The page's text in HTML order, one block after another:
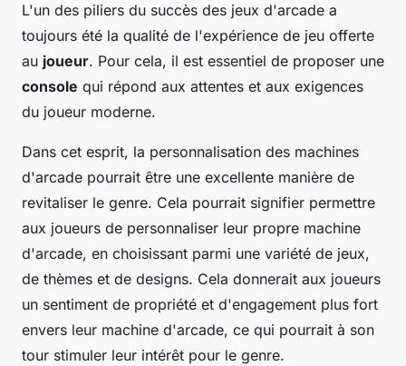
L'un des piliers du succès des jeux d'arcade a
toujours été la qualité de l'expérience de jeu offerte
au joueur. Pour cela, il est essentiel de proposer une
console qui répond aux attentes et aux exigences
du joueur moderne.
Dans cet esprit, la personnalisation des machines
d'arcade pourrait être une excellente manière de
revitaliser le genre. Cela pourrait signifier permettre
aux joueurs de personnaliser leur propre machine
d'arcade, en choisissant parmi une variété de jeux,
de thèmes et de designs. Cela donnerait aux joueurs
un sentiment de propriété et d'engagement plus fort
envers leur machine d'arcade, ce qui pourrait à son
tour stimuler leur intérêt pour le genre.